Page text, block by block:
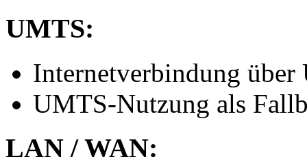
UMTS:
Internetverbindung über
UMTS-Nutzung als
LAN / WAN: